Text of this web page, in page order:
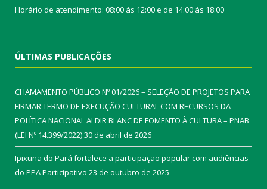
Horário de atendimento: 08:00 às 12:00 e de 14:00 às 18:00
ÚLTIMAS PUBLICAÇÕES
CHAMAMENTO PÚBLICO Nº 01/2026 – SELEÇÃO DE PROJETOS PARA
FIRMAR TERMO DE EXECUÇÃO CULTURAL COM RECURSOS DA
POLÍTICA NACIONAL ALDIR BLANC DE FOMENTO À CULTURA – PNAB
(LEI Nº 14.399/2022)30 de abril de 2026
Ipixuna do Pará fortalece a participação popular com audiências
do PPA Participativo 23 de outubro de 2025